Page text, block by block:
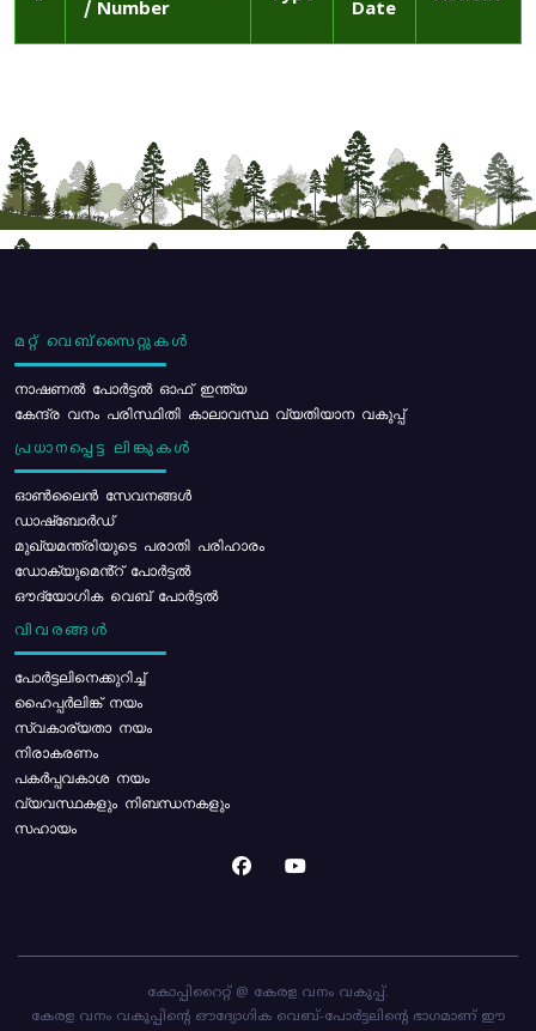
/ Number
Date
മറ്റ് വെബ്സൈറ്റുകൾ
നാഷണൽ പോർട്ടൽ ഓഫ് ഇന്ത്യ
കേന്ദ്ര വനം പരിസ്ഥിതി കാലാവസ്ഥ വ്യതിയാന വകുപ്പ്
പ്രധാനപ്പെട്ട ലിങ്കുകൾ
ഓൺലൈൻ സേവനങ്ങൾ
ഡാഷ്ബോർഡ്
മുഖ്യമന്ത്രിയുടെ പരാതി പരിഹാരം
ഡോക്യുമെൻ്റ് പോർട്ടൽ
ഔദ്യോഗിക വെബ് പോർട്ടൽ
വിവരങ്ങൾ
പോര്‍ട്ടലിനെക്കുറിച്ച്
ഹൈപ്പർലിങ്ക് നയം
സ്വകാര്യതാ നയം
നിരാകരണം
പകർപ്പവകാശ നയം
വ്യവസ്ഥകളും നിബന്ധനകളും
സഹായം
കോപ്പിറൈറ്റ് @ കേരള വനം വകുപ്പ്.
കേരള വനം വകുപ്പിന്റെ ഔദ്യോഗിക വെബ്-പോർട്ടലിന്റെ ഭാഗമാണ് ഈ